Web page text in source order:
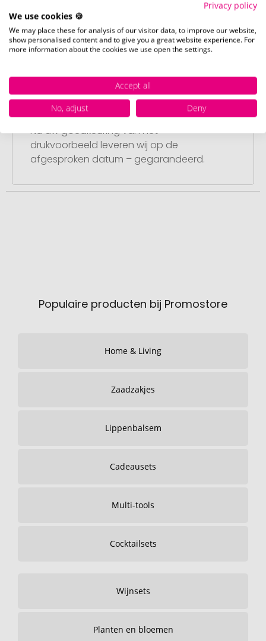
U ontvangt van ons een gratis
drukvoorbeeld met uw ontwerp. Zodra u
dit heeft goedgekeurd, starten wij direct
met de productie.
Stap 4:
Punctuele en snelle levering
Na uw goedkeuring van het
drukvoorbeeld leveren wij op de
afgesproken datum – gegarandeerd.
Populaire producten bij Promostore
Home & Living
Zaadzakjes
Lippenbalsem
Cadeausets
Multi-tools
Cocktailsets
Wijnsets
Planten en bloemen
Privacy policy
We use cookies 🍪
We may place these for analysis of our visitor data, to improve our website,
show personalised content and to give you a great website experience. For
more information about the cookies we use open the settings.
Accept all
No, adjust
Deny